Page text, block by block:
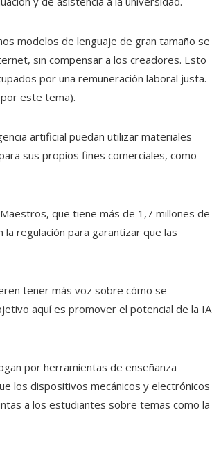
modelos de lenguaje de gran tamaño se
sin compensar a los creadores. Esto
por una remuneración laboral justa.
este tema).
artificial puedan utilizar materiales
sus propios fines comerciales, como
que tiene más de 1,7 millones de
regulación para garantizar que las
tener más voz sobre cómo se
aquí es promover el potencial de la IA
por herramientas de enseñanza
los dispositivos mecánicos y electrónicos
a los estudiantes sobre temas como la